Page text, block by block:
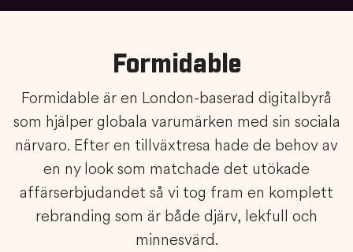
Formidable
Formidable är en London-baserad digitalbyrå
som hjälper globala varumärken med sin sociala
närvaro. Efter en tillväxtresa hade de behov av
en ny look som matchade det utökade
affärserbjudandet så vi tog fram en komplett
rebranding som är både djärv, lekfull och
minnesvärd.